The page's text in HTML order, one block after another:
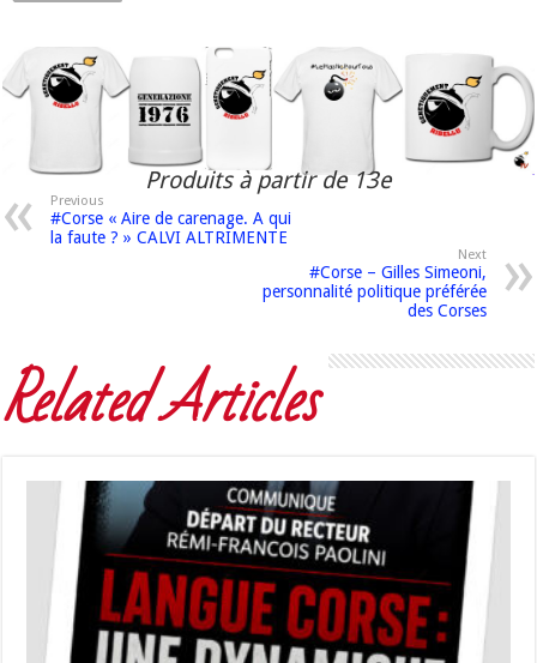
Produits à partir de 13e
Previous
#Corse « Aire de carenage. A qui
la faute ? » CALVI ALTRIMENTE
Next
#Corse – Gilles Simeoni,
personnalité politique préférée
des Corses
Related Articles